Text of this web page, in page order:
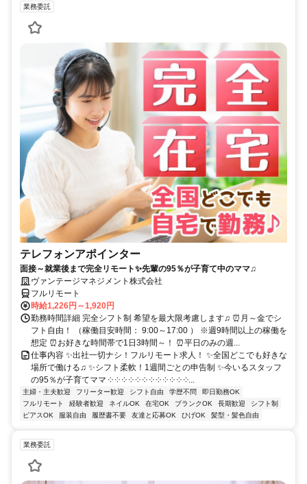
業務委託
テレフォンアポインター
面接～就業後まで完全リモート✨先輩の95％が子育て中のママ♫
ヴァンテージマネジメント株式会社
フルリモート
時給1,226円～1,920円
勤務時間詳細 完全シフト制 希望を最大限考慮します♫ ⏰月～金でシ
フト自由！ （稼働目安時間： 9:00～17:00 ） ※週9時間以上の稼働を
想定 ⏰お好きな時間帯で1日3時間～！ ⏰平日のみの週...
仕事内容 ✨出社一切ナシ！フルリモート求人！ ✨全国どこでも好きな
場所で働ける♫ ✨シフト柔軟！1週間ごとの申告制 ✨今いるスタッフ
の95％が子育てママ ༶ ༶ ༶ ༶ ༶ ༶ ༶ ༶ ༶ ༶ ༶ ༶...
主婦・主夫歓迎 フリーター歓迎 シフト自由 学歴不問
即日勤務OK
フルリモート
経験者歓迎 ネイルOK 在宅OK ブランクOK 長期歓迎
シフト制
ピアスOK
服装自由 履歴書不要 友達と応募OK ひげOK 髪型・髪色自由
業務委託